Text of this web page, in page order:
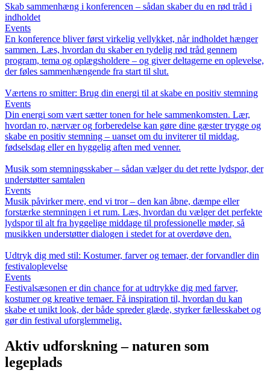
Skab sammenhæng i konferencen – sådan skaber du en rød tråd i
indholdet
Events
En konference bliver først virkelig vellykket, når indholdet hænger
sammen. Læs, hvordan du skaber en tydelig rød tråd gennem
program, tema og oplægsholdere – og giver deltagerne en oplevelse,
der føles sammenhængende fra start til slut.
Værtens ro smitter: Brug din energi til at skabe en positiv stemning
Events
Din energi som vært sætter tonen for hele sammenkomsten. Lær,
hvordan ro, nærvær og forberedelse kan gøre dine gæster trygge og
skabe en positiv stemning – uanset om du inviterer til middag,
fødselsdag eller en hyggelig aften med venner.
Musik som stemningsskaber – sådan vælger du det rette lydspor, der
understøtter samtalen
Events
Musik påvirker mere, end vi tror – den kan åbne, dæmpe eller
forstærke stemningen i et rum. Læs, hvordan du vælger det perfekte
lydspor til alt fra hyggelige middage til professionelle møder, så
musikken understøtter dialogen i stedet for at overdøve den.
Udtryk dig med stil: Kostumer, farver og temaer, der forvandler din
festivaloplevelse
Events
Festivalsæsonen er din chance for at udtrykke dig med farver,
kostumer og kreative temaer. Få inspiration til, hvordan du kan
skabe et unikt look, der både spreder glæde, styrker fællesskabet og
gør din festival uforglemmelig.
Aktiv udforskning – naturen som
legeplads